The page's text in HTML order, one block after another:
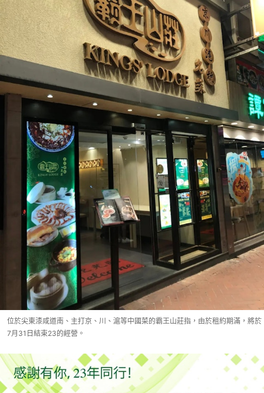
位於尖東漆咸道南、主打京、川、滬等中國菜的霸王山莊指，由於租約期滿，將於
7月31日結束23的經營。